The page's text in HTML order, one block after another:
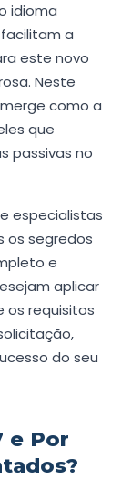
idioma
a
este novo
Neste
como a
que
passivas no
especialistas
os segredos
e
aplicar
os requisitos
do seu
e Por